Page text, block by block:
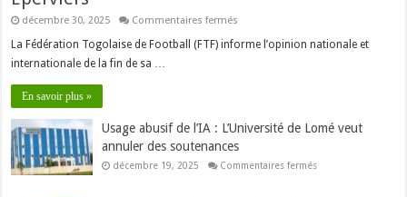
décembre 30, 2025 Commentaires fermés
:
des
La Fédération Togolaise de Football (FTF) informe l’opinion nationale et
internationale de la fin de sa …
En savoir plus »
Usage abusif de l’IA : L’Université de Lomé veut
annuler des soutenances
décembre 19, 2025 Commentaires ferméssur